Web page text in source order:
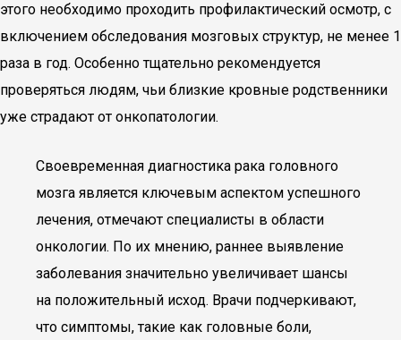
этого необходимо проходить профилактический осмотр, с
включением обследования мозговых структур, не менее 1
раза в год. Особенно тщательно рекомендуется
проверяться людям, чьи близкие кровные родственники
уже страдают от онкопатологии.
Своевременная диагностика рака головного
мозга является ключевым аспектом успешного
лечения, отмечают специалисты в области
онкологии. По их мнению, раннее выявление
заболевания значительно увеличивает шансы
на положительный исход. Врачи подчеркивают,
что симптомы, такие как головные боли,